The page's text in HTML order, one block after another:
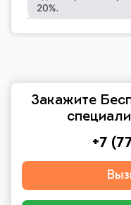
Закажите
+7